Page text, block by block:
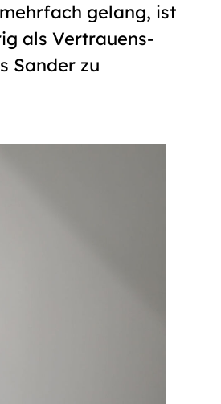
gelang, ist
als Vertrauens­
Sander zu